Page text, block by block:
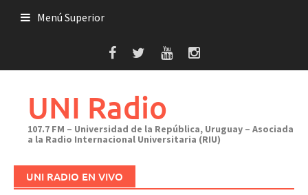
Menú Superior
UNI Radio
107.7 FM – Universidad de la República, Uruguay – Asociada
a la Radio Internacional Universitaria (RIU)
UNI RADIO EN VIVO